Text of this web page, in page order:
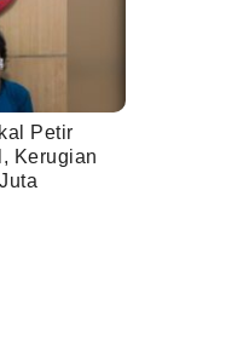
Petir
Kerugian